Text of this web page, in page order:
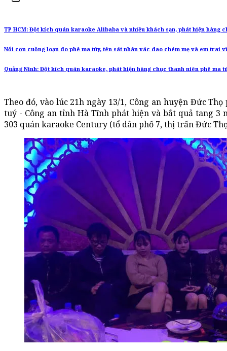
TP HCM: Đột kích quán karaoke Alibaba và nhiều khách sạn, phát hiện hàng
Nổi cơn cuồng loạn do phê ma túy, tên sát nhân vác dao chém mẹ và em trai
Quảng Ninh: Đột kích quán karaoke, phát hiện hàng chục thanh niên phê ma
Theo đó, vào lúc 21h ngày 13/1, Công an huyện Đức
tuý - Công an tỉnh Hà Tĩnh phát hiện và bắt quả tang 3
303 quán karaoke Century (tổ dân phố 7, thị trấn Đức